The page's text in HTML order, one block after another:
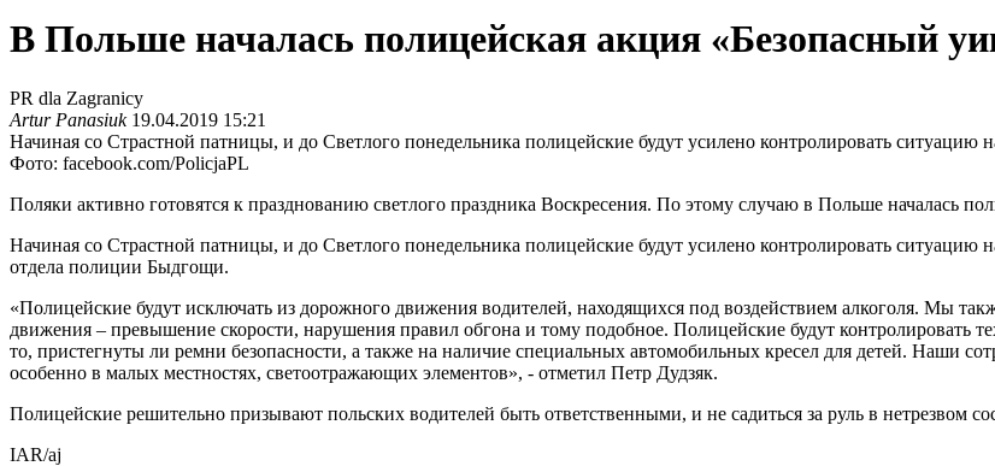
В Польше началась полицейская акция «Безопасный
PR dla Zagranicy
Artur Panasiuk19.04.2019 15:21
Начиная со Страстной патницы, и до Светлого понедельника полицейские будут усилено контролировать ситуацию
Фото: facebook.com/PolicjaPL
Поляки активно готовятся к празднованию светлого праздника Воскресения. По этому случаю в Польше началась
Начиная со Страстной патницы, и до Светлого понедельника полицейские будут усилено контролировать ситуацию
отдела полиции Быдгощи.
«Полицейские будут исключать из дорожного движения водителей, находящихся под воздействием алкоголя. Мы
движения – превышение скорости, нарушения правил обгона и тому подобное. Полицейские будут контролировать
то, пристегнуты ли ремни безопасности, а также на наличие специальных автомобильных кресел для детей. Наши
особенно в малых местностях, светоотражающих элементов», - отметил Петр Дудзяк.
Полицейские решительно призывают польских водителей быть ответственными, и не садиться за руль в нетрезвом
IAR/aj